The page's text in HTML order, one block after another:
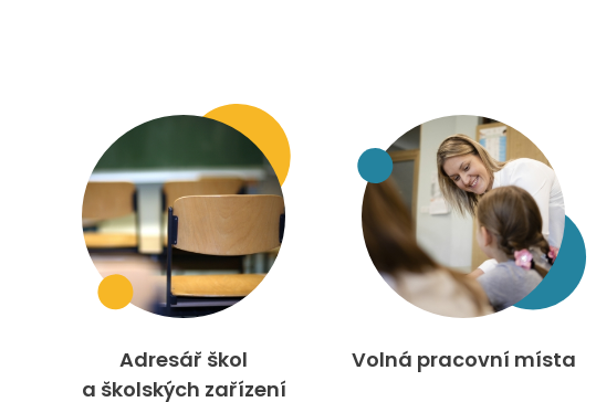
Adresář škol
a školských zařízení
Volná pracovní místa